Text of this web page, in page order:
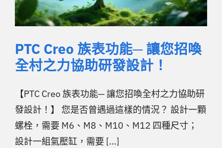
PTC Creo 族表功能─ 讓您招喚
全村之力協助研發設計！
【PTC Creo 族表功能─ 讓您招喚全村之力協助研
發設計！】 您是否曾遇過這樣的情況？ 設計一顆
螺栓，需要 M6、M8、M10、M12 四種尺寸；
設計一組氣壓缸，需要 [...]